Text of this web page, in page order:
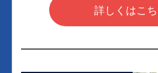
詳しくはこ